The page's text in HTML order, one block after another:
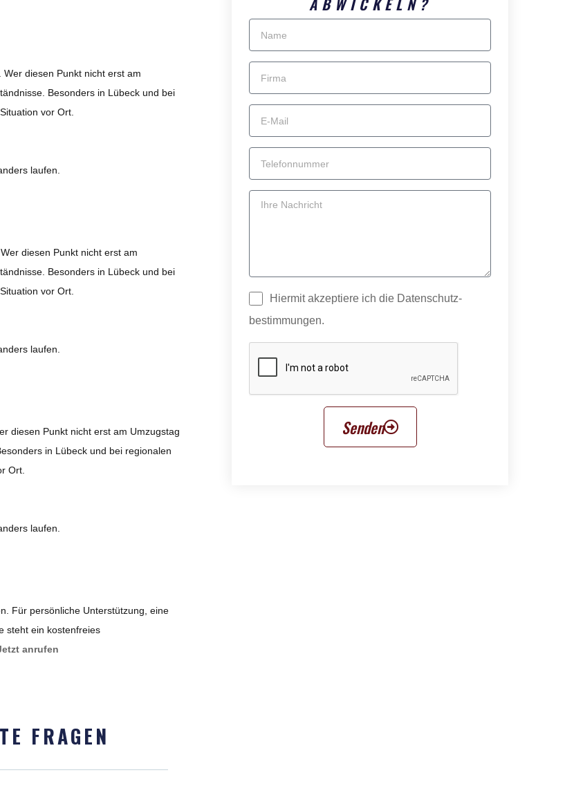
diesen Punkt nicht erst am
Besonders in Lübeck und bei
vor Ort.
laufen.
diesen Punkt nicht erst am
Besonders in Lübeck und bei
vor Ort.
laufen.
diesen Punkt nicht erst am Umzugstag
in Lübeck und bei regionalen
Ort.
laufen.
Für persönliche Unterstützung, eine
steht ein kostenfreies
anrufen
FRAGEN
Hiermit akzeptiere ich die Datenschutz­
bestimmungen.
Senden